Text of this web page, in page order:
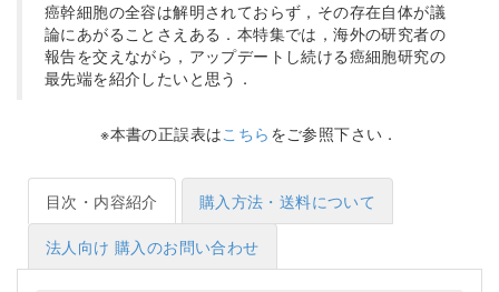
癌幹細胞の全容は解明されておらず，その存在自体が議
論にあがることさえある．本特集では，海外の研究者の
報告を交えながら，アップデートし続ける癌細胞研究の
最先端を紹介したいと思う．
※本書の正誤表はこちら をご参照下さい．
目次・内容紹介 購入方法・送料について
法人向け 購入のお問い合わせ